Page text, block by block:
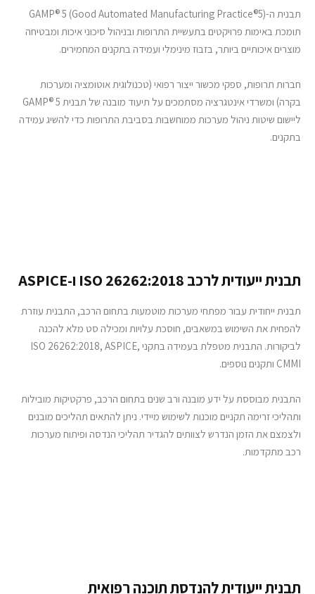
תבנית ה-GAMP® 5 (Good Automated Manufacturing Practice®5)
תומכת באימות פרויקטים בתעשיית התרופות ובניהול סיכוני איכות ומבטיחה
מוצרים איכותיים ביותר, בזבוז מינימלי ועמידה בתקנים המחמירים.
חברות תרופות, ספקי מכשור ייצור רפואי (טכנולוגית אוטומציה ומערכות
בקרה) ומשרדי אינטגרציה מסתמכים על תיעוד מובנה של תבנית GAMP® 5
ליישום שיטות ניהול מערכות ממוחשבות בסביבת התרופות כדי להשיג עמידה
בתקנים.
תבנית ייעודית לרכב ISO 26262:2018 ו-ASPICE
תבנית ייחודית עבור מפתחי מערכות מוטמעות בתחום הרכב, התבנית עוזרת
להפחית את השימוש במשאבים, חוסכת עלויות ומכילה סט מלא להכנה
לביקורות. התבנית מטפלת בעמידה בתקני ISO 26262:2018, ASPICE,
CMMI ותקנים נוספים.
התבנית מבוססת על ידע מובנה ורב שנים בתחום הרכב, פרקטיקות מובילות
ותהליכי זרימה תקניים מוכנות לשימוש מיידי. ניתן להתאים תהליכים מובנים
ולצמצם את הזמן הנדרש לצוותים להגדיר תהליכי הנדסה ופיתוח מערכות
רכב מתקדמות.
תבנית ייעודית להנדסת תוכנה רפואית